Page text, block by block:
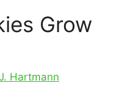
Grow
Hartmann